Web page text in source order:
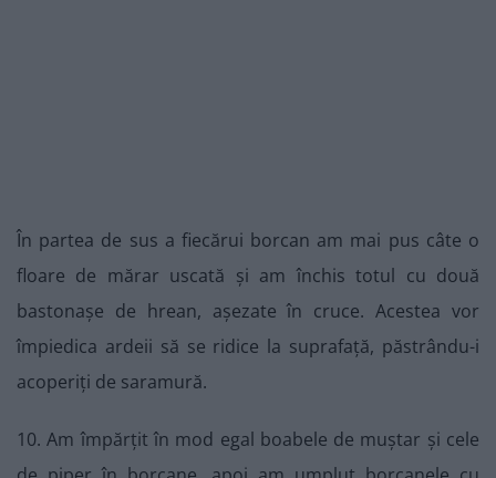
În partea de sus a fiecărui borcan am mai pus câte o
floare de mărar uscată și am închis totul cu două
bastonașe de hrean, așezate în cruce. Acestea vor
împiedica ardeii să se ridice la suprafață, păstrându-i
acoperiți de saramură.
10. Am împărțit în mod egal boabele de muștar și cele